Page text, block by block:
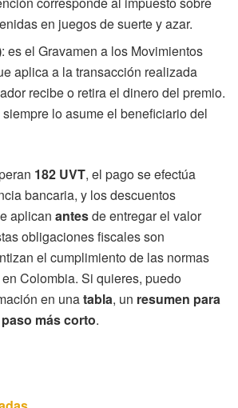
en juegos de suerte y azar.
: es el Gravamen a los Movimientos
aplica a la transacción realizada
recibe o retira el dinero del premio.
lo asume el beneficiario del
182 UVT, el pago se efectúa
bancaria, y los descuentos
aplican antesde entregar el valor
obligaciones fiscales son
el cumplimiento de las normas
Colombia. Si quieres, puedo
en unatabla, un resumen para
más corto.